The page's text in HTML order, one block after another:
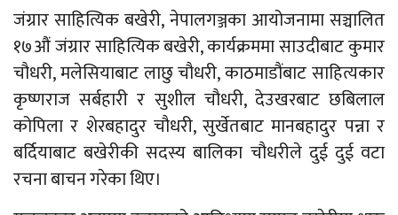
जंग्रार साहित्यिक बखेरी, नेपालगञ्जका आयोजनामा सञ्चालित
१७औं जंग्रार साहित्यिक बखेरी, कार्यक्रममा साउदीबाट कुमार
चौधरी, मलेसियाबाट लाछु चौधरी, काठमाडौंबाट साहित्यकार
कृष्णराज सर्बहारी र सुशील चौधरी, देउखरबाट छबिलाल
कोपिला र शेरबहादुर चौधरी, सुर्खेतबाट मानबहादुर पन्ना र
बर्दियाबाट बखेरीकी सदस्य बालिका चौधरीले दुई दुई वटा
रचना बाचन गरेका थिए।